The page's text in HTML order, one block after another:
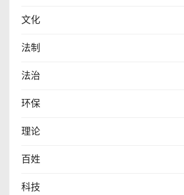
文化
法制
法治
环保
理论
百姓
科技